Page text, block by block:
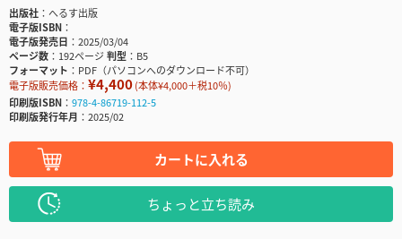
出版社
へるす出版
電子版ISBN
電子版発売日
2025/03/04
ページ数
192ページ判型
B5
フォーマット
PDF（パソコンへのダウンロード不可）
電子版販売価格： ¥4,400(本体¥4,000＋税10％)
印刷版ISBN
978-4-86719-112-5
印刷版発行年月
2025/02
カートに入れる
ちょっと立ち読み